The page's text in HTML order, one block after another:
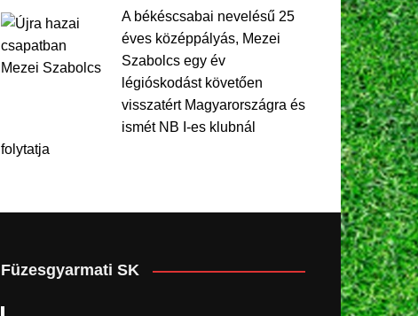
A békéscsabai nevelésű 25
éves középpályás, Mezei
Szabolcs egy év
légióskodást követően
visszatért Magyarországra és
ismét NB I-es klubnál
folytatja
Füzesgyarmati SK